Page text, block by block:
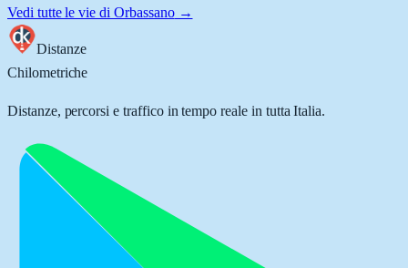
Vedi tutte le vie di Orbassano→
Distanze
Chilometriche
Distanze, percorsi e traffico in tempo reale in tutta Italia.